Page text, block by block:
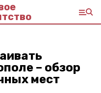
– обзор
мест